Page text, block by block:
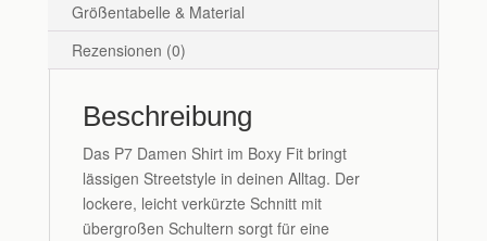
Größentabelle & Material
Rezensionen (0)
Beschreibung
Das P7 Damen Shirt im Boxy Fit bringt
lässigen Streetstyle in deinen Alltag. Der
lockere, leicht verkürzte Schnitt mit
übergroßen Schultern sorgt für eine